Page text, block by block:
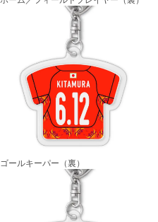
ゴールキーパー（裏）